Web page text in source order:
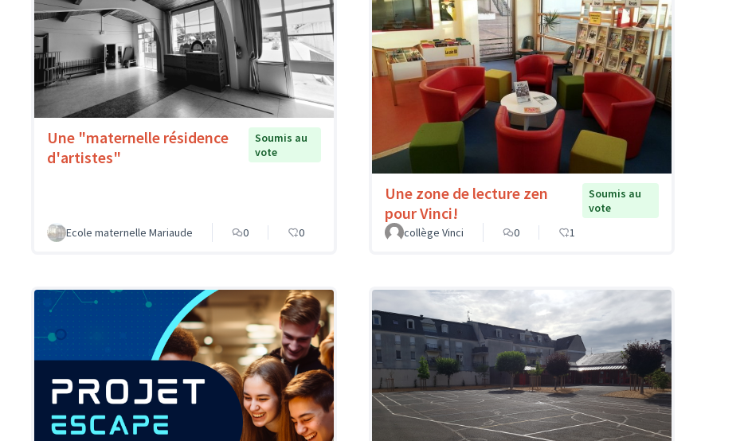
Une "maternelle résidence
d'artistes"
Soumis au
vote
Ecole maternelle Mariaude 0 0
Une zone de lecture zen
pour Vinci!
Soumis au
vote
collège Vinci
0 1